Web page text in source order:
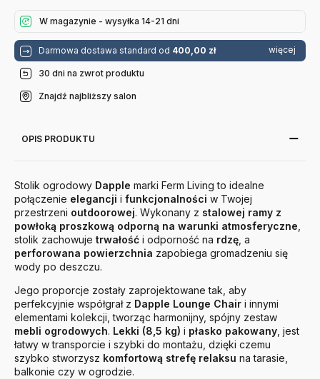
Ferm Living
W magazynie - wysyłka 14-21 dni
Darmowa dostawa standard od 400,00 zł więcej
30 dni na zwrot produktu
Znajdź najbliższy salon
OPIS PRODUKTU
Stolik ogrodowy Dapple marki Ferm Living to idealne
połączenie elegancji i funkcjonalności w Twojej
przestrzeni outdoorowej. Wykonany z stalowej ramy z
powłoką proszkową odporną na warunki atmosferyczne
stolik zachowuje trwałość i odporność na rdzę , a
perforowana powierzchnia zapobiega gromadzeniu się
wody po deszczu.
Jego proporcje zostały zaprojektowane tak, aby
perfekcyjnie współgrał z Dapple Lounge Chair i innymi
elementami kolekcji, tworząc harmonijny, spójny zestaw
mebli ogrodowych. Lekki (8,5 kg) i płasko pakowany , jest
łatwy w transporcie i szybki do montażu, dzięki czemu
szybko stworzysz komfortową strefę relaksu na tarasie,
balkonie czy w ogrodzie.